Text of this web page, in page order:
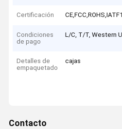
Certificación
Condiciones
de pago
L/C, T/T, Western
Detalles de
empaquetado
cajas
Contacto